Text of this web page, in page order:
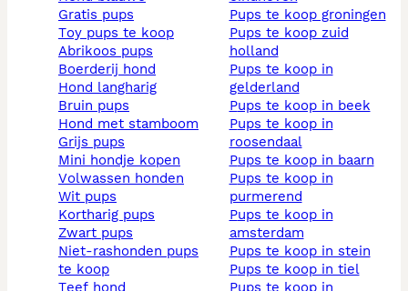
gratis pups
toy pups te koop
abrikoos pups
boerderij hond
hond langharig
bruin pups
hond met stamboom
grijs pups
mini hondje kopen
volwassen honden
wit pups
kortharig pups
zwart pups
niet-rashonden pups
te koop
pups te koop groningen
pups te koop zuid
holland
pups te koop in
gelderland
pups te koop in beek
pups te koop in
roosendaal
pups te koop in baarn
pups te koop in
purmerend
pups te koop in
amsterdam
pups te koop in stein
pups te koop in tiel